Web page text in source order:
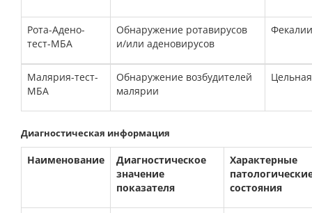
Рота-Адено-
тест-МБА
Обнаружение ротавирусов
и/или аденовирусов
Фекалии
Малярия-тест-
МБА
Обнаружение возбудителей
малярии
Диагностическая информация
Наименование
Диагностическое
значение
показателя
Характерные
состояния